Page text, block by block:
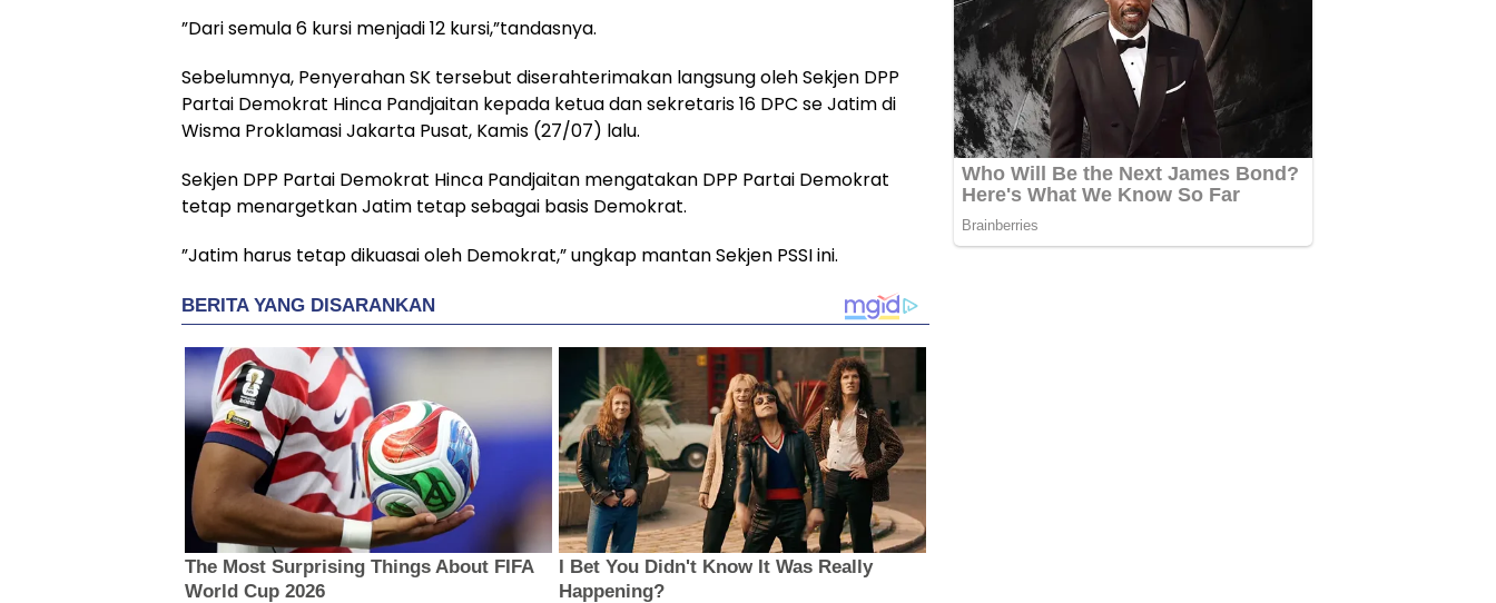
”Dari semula 6 kursi menjadi 12 kursi,”tandasnya.
Sebelumnya, Penyerahan SK tersebut diserahterimakan langsung oleh Sekjen DPP
Partai Demokrat Hinca Pandjaitan kepada ketua dan sekretaris 16 DPC se Jatim di
Wisma Proklamasi Jakarta Pusat, Kamis (27/07) lalu.
Sekjen DPP Partai Demokrat Hinca Pandjaitan mengatakan DPP Partai Demokrat
tetap menargetkan Jatim tetap sebagai basis Demokrat.
”Jatim harus tetap dikuasai oleh Demokrat,” ungkap mantan Sekjen PSSI ini.